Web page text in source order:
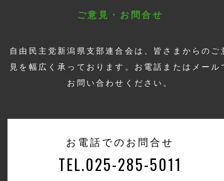
ご意見・お問合せ
自由民主党新潟県支部連合会は、皆さまからのご
見を幅広く承っております。お電話またはメール
お問い合わせください。
お電話でのお問合せ
TEL.025-285-5011